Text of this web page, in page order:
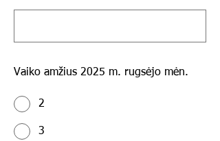
Vaiko amžius 2025 m. rugsėjo mėn.
2
3